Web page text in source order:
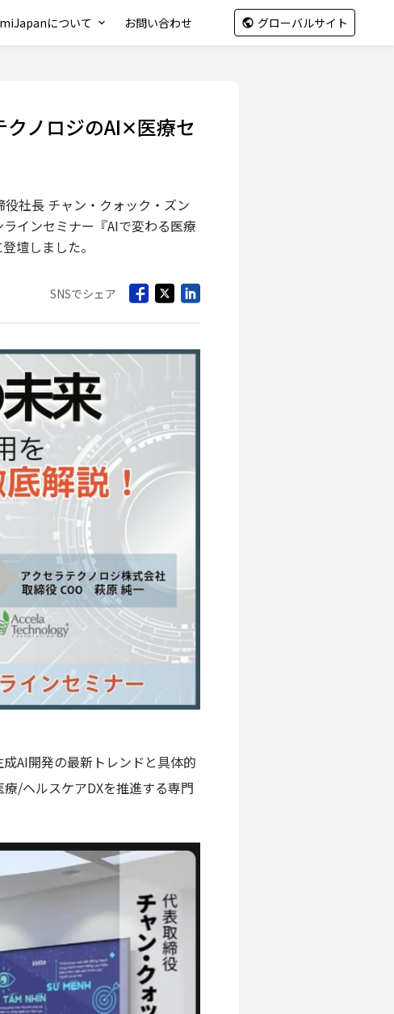
について お問い合わせ グローバルサイト
クノロジのAI✕医療セ
社長 チャン・クォック・ズン
インセミナー『AIで変わる医療
壇しました。
SNSでシェア
AI開発の最新トレンドと具体的
/ヘルスケアDXを推進する専門